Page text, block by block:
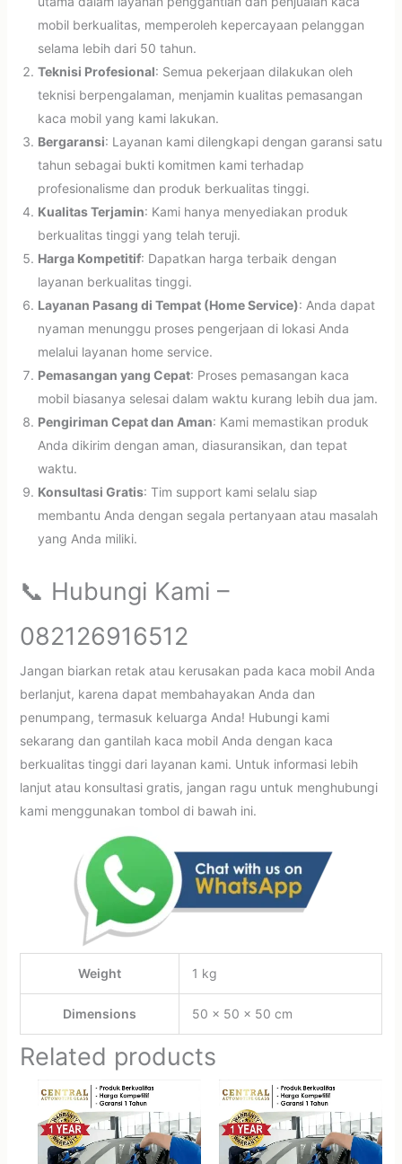
mobil berkualitas, memperoleh kepercayaan pelanggan
selama lebih dari 50 tahun.
Teknisi Profesional: Semua pekerjaan dilakukan oleh
teknisi berpengalaman, menjamin kualitas pemasangan
kaca mobil yang kami lakukan.
Bergaransi: Layanan kami dilengkapi dengan garansi satu
tahun sebagai bukti komitmen kami terhadap
profesionalisme dan produk berkualitas tinggi.
Kualitas Terjamin: Kami hanya menyediakan produk
berkualitas tinggi yang telah teruji.
Harga Kompetitif: Dapatkan harga terbaik dengan
layanan berkualitas tinggi.
Layanan Pasang di Tempat (Home Service): Anda dapat
nyaman menunggu proses pengerjaan di lokasi Anda
melalui layanan home service.
Pemasangan yang Cepat: Proses pemasangan kaca
mobil biasanya selesai dalam waktu kurang lebih dua jam.
Pengiriman Cepat dan Aman: Kami memastikan produk
Anda dikirim dengan aman, diasuransikan, dan tepat
waktu.
Konsultasi Gratis: Tim support kami selalu siap
membantu Anda dengan segala pertanyaan atau masalah
yang Anda miliki.
📞 Hubungi Kami –
082126916512
Jangan biarkan retak atau kerusakan pada kaca mobil Anda
berlanjut, karena dapat membahayakan Anda dan
penumpang, termasuk keluarga Anda! Hubungi kami
sekarang dan gantilah kaca mobil Anda dengan kaca
berkualitas tinggi dari layanan kami. Untuk informasi lebih
lanjut atau konsultasi gratis, jangan ragu untuk menghubungi
kami menggunakan tombol di bawah ini.
Weight 1 kg
Dimensions 50 × 50 × 50 cm
Related products